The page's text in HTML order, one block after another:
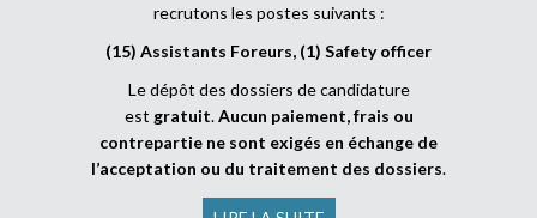
recrutons les postes suivants :
(15) Assistants Foreurs, (1) Safety officer
Le dépôt des dossiers de candidature
est gratuit.Aucun paiement, frais ou
contrepartie ne sont exigés en échange de
l’acceptation ou du traitement des dossiers.